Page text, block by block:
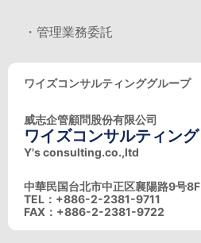
・管理業務委託
ワイズコンサルティンググループ
威志企管顧問股份有限公司
ワイズコンサルティング
Y's consulting.co.,ltd
中華民国台北市中正区襄陽路9号8F
TEL：+886-2-2381-9711
FAX：+886-2-2381-9722